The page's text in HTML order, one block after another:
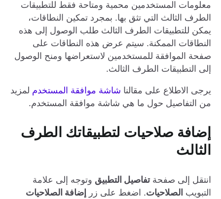
معلومات المستخدمين محمية ومتاحة فقط للتطبيقات
الطرف الثالث التي تثق بها. بمجرد تمكين النطاقات،
يمكن للتطبيقات الطرف الثالث طلب الوصول إلى هذه
النطاقات الممكنة. سيتم عرض هذه النطاقات على
صفحة الموافقة للمستخدمين لاستعراضها ومنح الوصول
إلى التطبيقات الطرف الثالث.
يرجى الاطلاع على مقالنا شاشة موافقة المستخدم لمزيد
من التفاصيل حول ما هي شاشة موافقة المستخدم.
إضافة صلاحيات لتطبيقاتك الطرف
الثالث
انتقل إلى صفحةتفاصيل التطبيق وتوجه إلى علامة
التبويب الصلاحيات. اضغط على زر إضافة الصلاحيات